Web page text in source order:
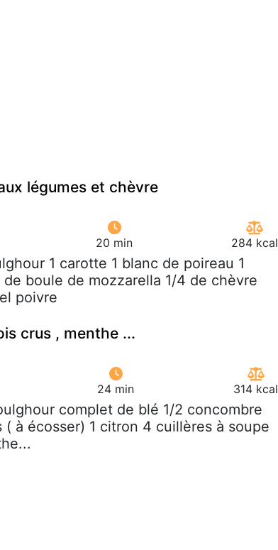
légumes et chèvre
20 min 284 kcal
1 carotte 1 blanc de poireau 1
boule de mozzarella 1/4 de chèvre
poivre
crus , menthe ...
24 min 314 kcal
complet de blé 1/2 concombre
à écosser) 1 citron 4 cuillères à soupe